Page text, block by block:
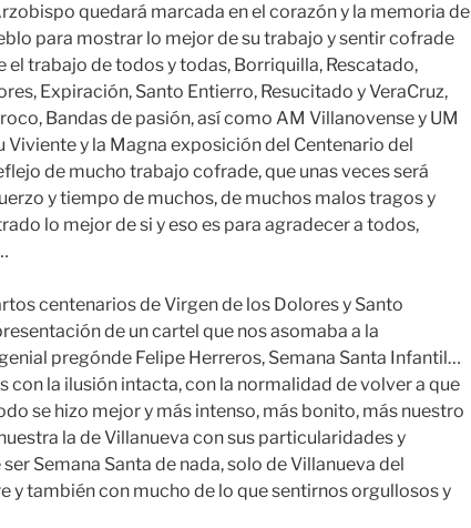
quedará marcada en el corazón y la memoria de
para mostrar lo mejor de su trabajo y sentir cofrade
el trabajo de todos y todas, Borriquilla, Rescatado,
Expiración, Santo Entierro, Resucitado y VeraCruz,
Bandas de pasión, así como AM Villanovense y UM
y la Magna exposición del Centenario del
de mucho trabajo cofrade, que unas veces será
y tiempo de muchos, de muchos malos tragos y
lo mejor de si y eso es para agradecer a todos,
centenarios de Virgen de los Dolores y Santo
de un cartel que nos asomaba a la
pregónde Felipe Herreros, Semana Santa Infantil…
la ilusión intacta, con la normalidad de volver a que
se hizo mejor y más intenso, más bonito, más nuestro
la de Villanueva con sus particularidades y
Semana Santa de nada, solo de Villanueva del
y también con mucho de lo que sentirnos orgullosos y